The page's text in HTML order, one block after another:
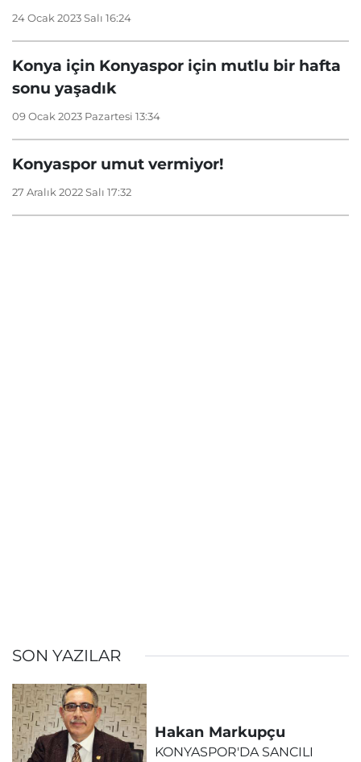
24 Ocak 2023 Salı 16:24
Konya için Konyaspor için mutlu bir hafta
sonu yaşadık
09 Ocak 2023 Pazartesi 13:34
Konyaspor umut vermiyor!
27 Aralık 2022 Salı 17:32
SON YAZILAR
Hakan Markupçu
KONYASPOR'DA SANCILI